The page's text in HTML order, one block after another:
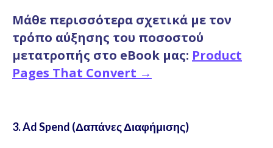
Μάθε περισσότερα σχετικά με τον
τρόπο αύξησης του ποσοστού
μετατροπής στο eBook μας: Product
Pages That Convert →
3. Ad Spend (Δαπάνες Διαφήμισης)